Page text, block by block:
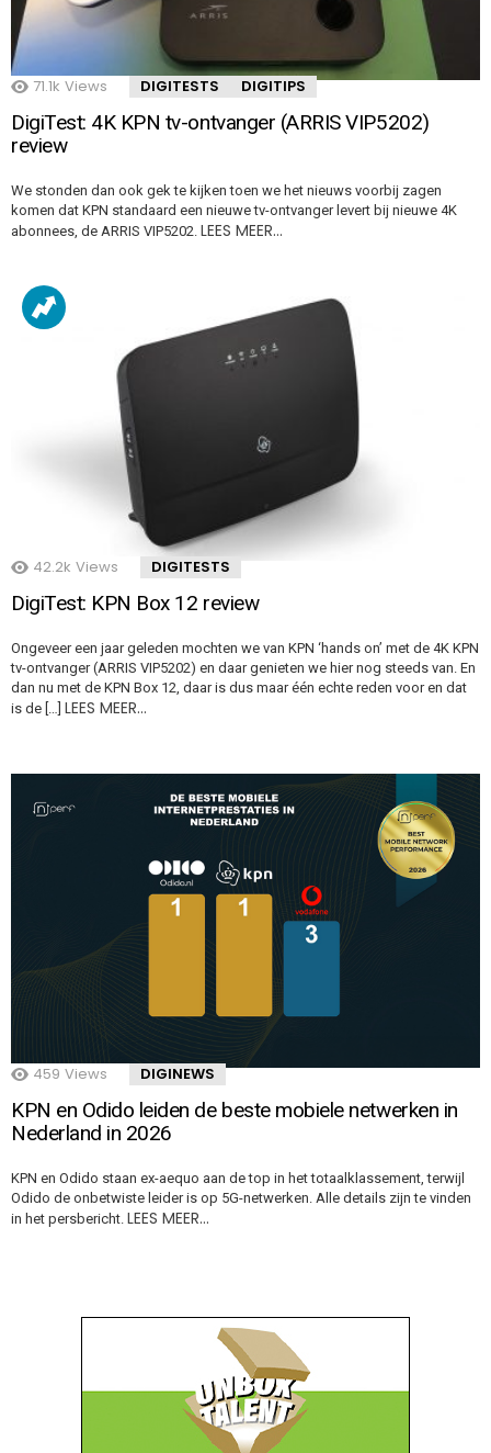
71.1k Views DIGITESTS DIGITIPS
DigiTest: 4K KPN tv-ontvanger (ARRIS VIP5202)
review
We stonden dan ook gek te kijken toen we het nieuws voorbij zagen
komen dat KPN standaard een nieuwe tv-ontvanger levert bij nieuwe 4K
abonnees, de ARRIS VIP5202. LEES MEER…
42.2k Views DIGITESTS
DigiTest: KPN Box 12 review
Ongeveer een jaar geleden mochten we van KPN ‘hands on’ met de 4K KPN
tv-ontvanger (ARRIS VIP5202) en daar genieten we hier nog steeds van. En
dan nu met de KPN Box 12, daar is dus maar één echte reden voor en dat
is de […] LEES MEER…
459 Views DIGINEWS
KPN en Odido leiden de beste mobiele netwerken in
Nederland in 2026
KPN en Odido staan ex-aequo aan de top in het totaalklassement, terwijl
Odido de onbetwiste leider is op 5G-netwerken. Alle details zijn te vinden
in het persbericht. LEES MEER…